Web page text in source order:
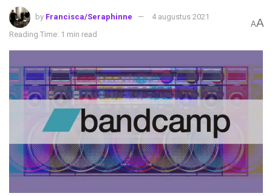
by Francisca/Seraphinne
4 augustus 2021
Reading Time: 1 min read
AA